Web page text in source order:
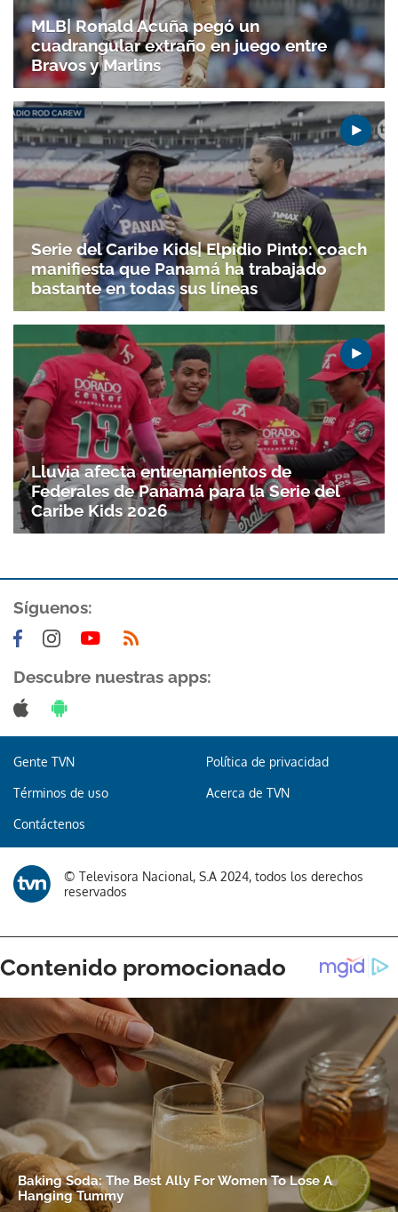
Gracias por suscribirte a nuestro boletín.
ACEPTAR
MLB| Ronald Acuña pegó un
cuadrangular extraño en juego entre
Bravos y Marlins
Serie del Caribe Kids| Elpidio Pinto: coach
manifiesta que Panamá ha trabajado
bastante en todas sus líneas
Lluvia afecta entrenamientos de
Federales de Panamá para la Serie del
Caribe Kids 2026
Síguenos:
Descubre nuestras apps:
Gente TVN Política de privacidad
Términos de uso Acerca de TVN
Contáctenos
© Televisora Nacional, S.A 2024, todos los derechos
reservados